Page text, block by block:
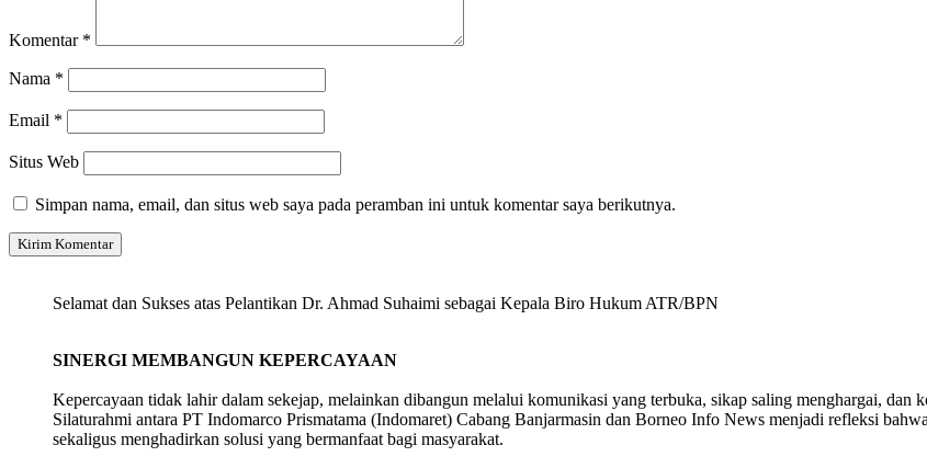
Komentar *
Nama *
Email *
Situs Web
Simpan nama, email, dan situs web saya pada peramban ini untuk komentar saya berikutnya.
Selamat dan Sukses atas Pelantikan Dr. Ahmad Suhaimi sebagai Kepala Biro Hukum ATR/BPN
SINERGI MEMBANGUN KEPERCAYAAN
Kepercayaan tidak lahir dalam sekejap, melainkan dibangun melalui komunikasi yang terbuka, sikap saling menghargai, dan
Silaturahmi antara PT Indomarco Prismatama (Indomaret) Cabang Banjarmasin dan Borneo Info News menjadi refleksi
sekaligus menghadirkan solusi yang bermanfaat bagi masyarakat.